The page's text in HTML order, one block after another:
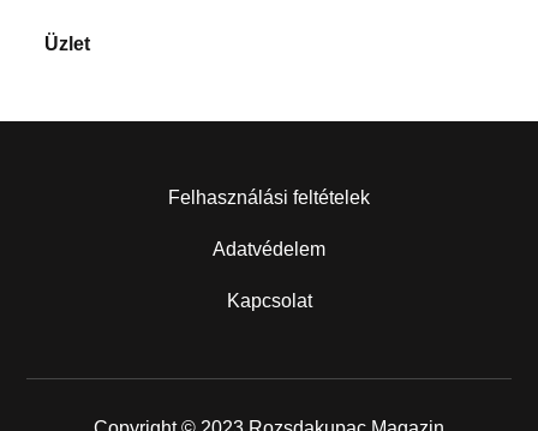
Üzlet
Felhasználási feltételek
Adatvédelem
Kapcsolat